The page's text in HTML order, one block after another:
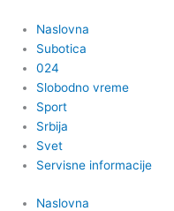
садржај
Naslovna
Subotica
024
Slobodno vreme
Sport
Srbija
Svet
Servisne informacije
Naslovna